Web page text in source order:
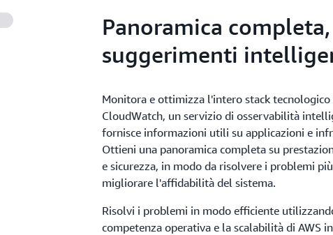
Panoramica completa,
suggerimenti
Monitora e ottimizza l'intero stack tecnologico
CloudWatch, un servizio di osservabilità
fornisce informazioni utili su applicazioni e
Ottieni una panoramica completa su
e sicurezza, in modo da risolvere i problemi
migliorare l'affidabilità del sistema.
Risolvi i problemi in modo efficiente
competenza operativa e la scalabilità di AWS